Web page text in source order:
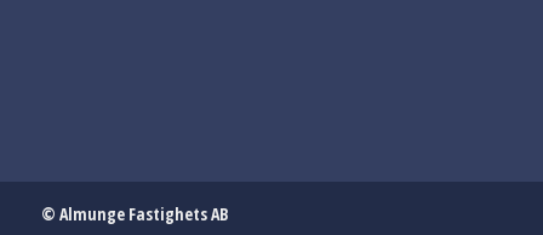
© Almunge Fastighets AB